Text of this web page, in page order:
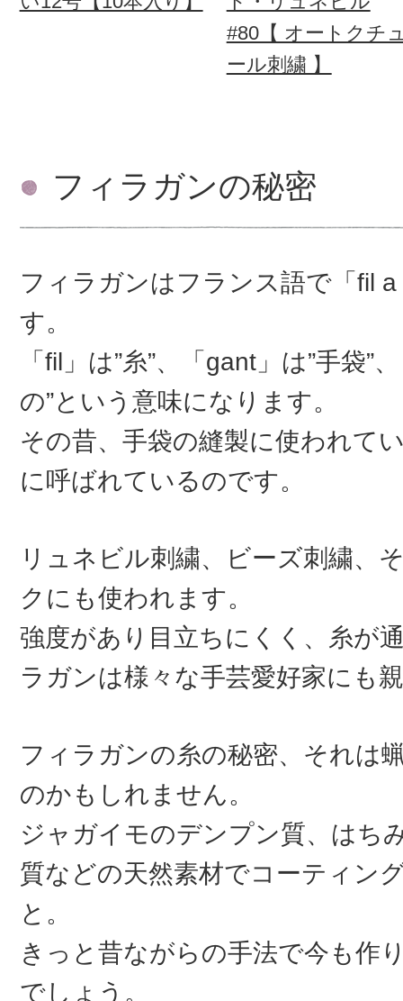
#80【 オートクチ
ール刺繍 】
フィラガンの秘密
フィラガンはフランス語で「fil
す。
「fil」は”糸”、「gant」は”手袋”
の”という意味になります。
その昔、手袋の縫製に使われて
に呼ばれているのです。
リュネビル刺繍、ビーズ刺繍、
クにも使われます。
強度があり目立ちにくく、糸が
ラガンは様々な手芸愛好家にも
フィラガンの糸の秘密、それは
のかもしれません。
ジャガイモのデンプン質、はち
質などの天然素材でコーティン
と。
きっと昔ながらの手法で今も作
でしょう。